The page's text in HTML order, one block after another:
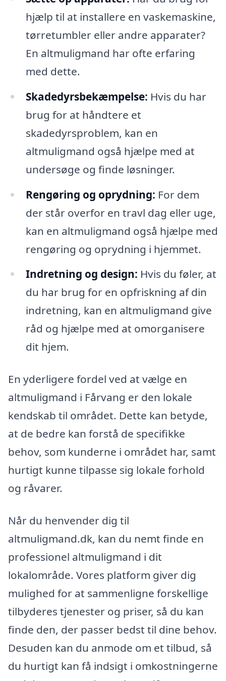
hjælp til at installere en vaskemaskine,
tørretumbler eller andre apparater?
En altmuligmand har ofte erfaring
med dette.
Skadedyrsbekæmpelse: Hvis du har
brug for at håndtere et
skadedyrsproblem, kan en
altmuligmand også hjælpe med at
undersøge og finde løsninger.
Rengøring og oprydning: For dem
der står overfor en travl dag eller uge,
kan en altmuligmand også hjælpe med
rengøring og oprydning i hjemmet.
Indretning og design: Hvis du føler, at
du har brug for en opfriskning af din
indretning, kan en altmuligmand give
råd og hjælpe med at omorganisere
dit hjem.
En yderligere fordel ved at vælge en
altmuligmand i Fårvang er den lokale
kendskab til området. Dette kan betyde,
at de bedre kan forstå de specifikke
behov, som kunderne i området har, samt
hurtigt kunne tilpasse sig lokale forhold
og råvarer.
Når du henvender dig til
altmuligmand.dk, kan du nemt finde en
professionel altmuligmand i dit
lokalområde. Vores platform giver dig
mulighed for at sammenligne forskellige
tilbyderes tjenester og priser, så du kan
finde den, der passer bedst til dine behov.
Desuden kan du anmode om et tilbud, så
du hurtigt kan få indsigt i omkostningerne